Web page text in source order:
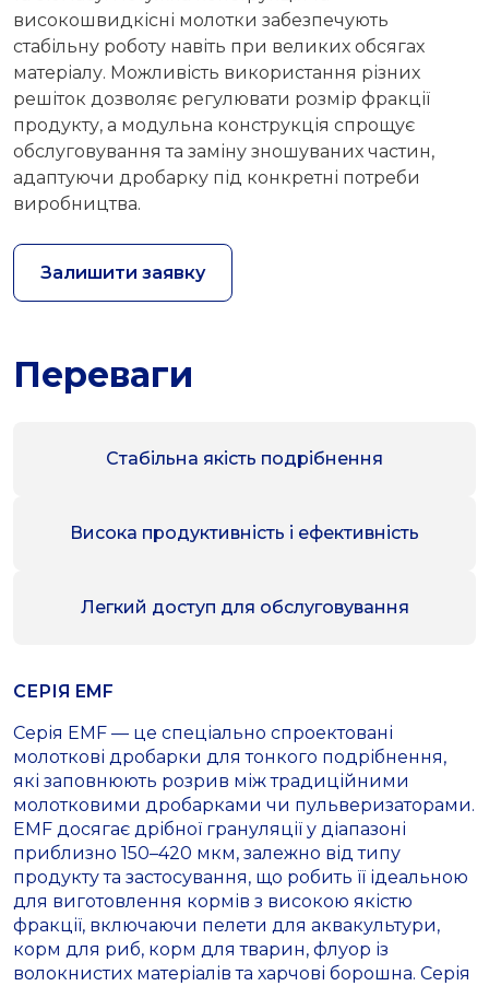
високошвидкісні молотки забезпечують
стабільну роботу навіть при великих обсягах
матеріалу. Можливість використання різних
решіток дозволяє регулювати розмір фракції
продукту, а модульна конструкція спрощує
обслуговування та заміну зношуваних частин,
адаптуючи дробарку під конкретні потреби
виробництва.
Залишити заявку
Переваги
Стабільна якість подрібнення
Висока продуктивність і ефективність
Легкий доступ для обслуговування
СЕРІЯ EMF
Серія EMF — це спеціально спроектовані
молоткові дробарки для тонкого подрібнення,
які заповнюють розрив між традиційними
молотковими дробарками чи пульверизаторами.
EMF досягає дрібної грануляції у діапазоні
приблизно 150–420 мкм, залежно від типу
продукту та застосування, що робить її ідеальною
для виготовлення кормів з високою якістю
фракції, включаючи пелети для аквакультури,
корм для риб, корм для тварин, флуор із
волокнистих матеріалів та харчові борошна. Серія